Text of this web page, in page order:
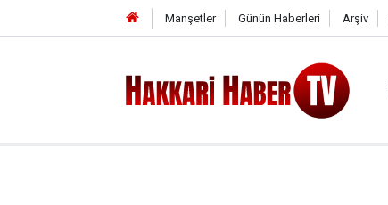
Manşetler Günün Haberleri Arşiv